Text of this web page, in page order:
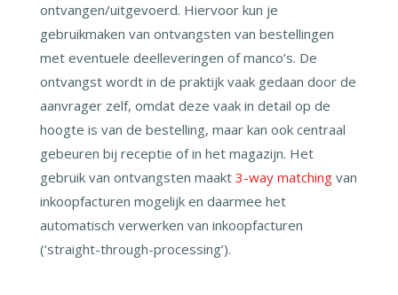
ontvangen/uitgevoerd. Hiervoor kun je
gebruikmaken van ontvangsten van bestellingen
met eventuele deelleveringen of manco’s. De
ontvangst wordt in de praktijk vaak gedaan door de
aanvrager zelf, omdat deze vaak in detail op de
hoogte is van de bestelling, maar kan ook centraal
gebeuren bij receptie of in het magazijn. Het
gebruik van ontvangsten maakt 3-way matchingvan
inkoopfacturen mogelijk en daarmee het
automatisch verwerken van inkoopfacturen
(‘straight-through-processing’).